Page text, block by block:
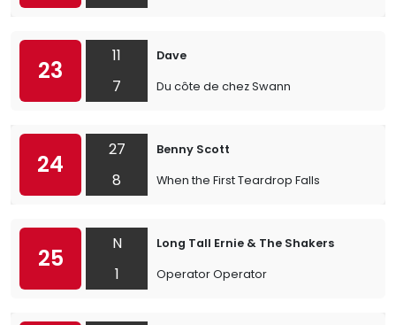
23
11
7
Dave
Du côte de chez Swann
24
27
8
Benny Scott
When the First Teardrop Falls
25
N
1
Long Tall Ernie & The Shakers
Operator Operator